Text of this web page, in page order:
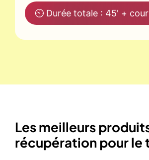
⏲ Durée totale : 45' +
Les meilleurs
récupération pour le